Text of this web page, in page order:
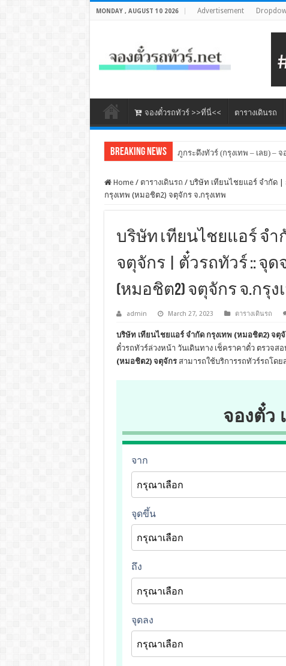
MONDAY , AUGUST 10 2026 Advertisement
จองตั๋วรถทัวร์ >>ที่นี่<< ตารางเดินรถ
Breaking News ภูกระดึงทัวร์ (กรุงเทพ – เลย) –
Home / ตารางเดินรถ / บริษัท เทียนไชยแอร์ จำกัด |
กรุงเทพ (หมอชิต2) จตุจักร จ.กรุงเทพ
บริษัท เทียนไชยแอร์ จำ
จตุจักร | ตั๋วรถทัวร์ :: จุด
(หมอชิต2) จตุจักร จ.กรุง
admin March 27, 2023 ตารางเดินรถ
บริษัท เทียนไชยแอร์ จำกัด กรุงเทพ (หมอชิต2) จตุจั
ตั๋วรถทัวร์ล่วงหน้า วันเดินทาง เช็คราคาตั๋ว ตรวจส
(หมอชิต2) จตุจักรสามารถใช้บริการรถทัวร์รถโด
จองตั๋ว